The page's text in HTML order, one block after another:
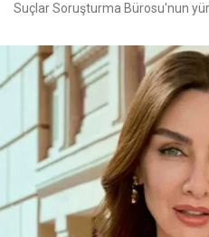
Suçlar Soruşturma Bürosu'nun